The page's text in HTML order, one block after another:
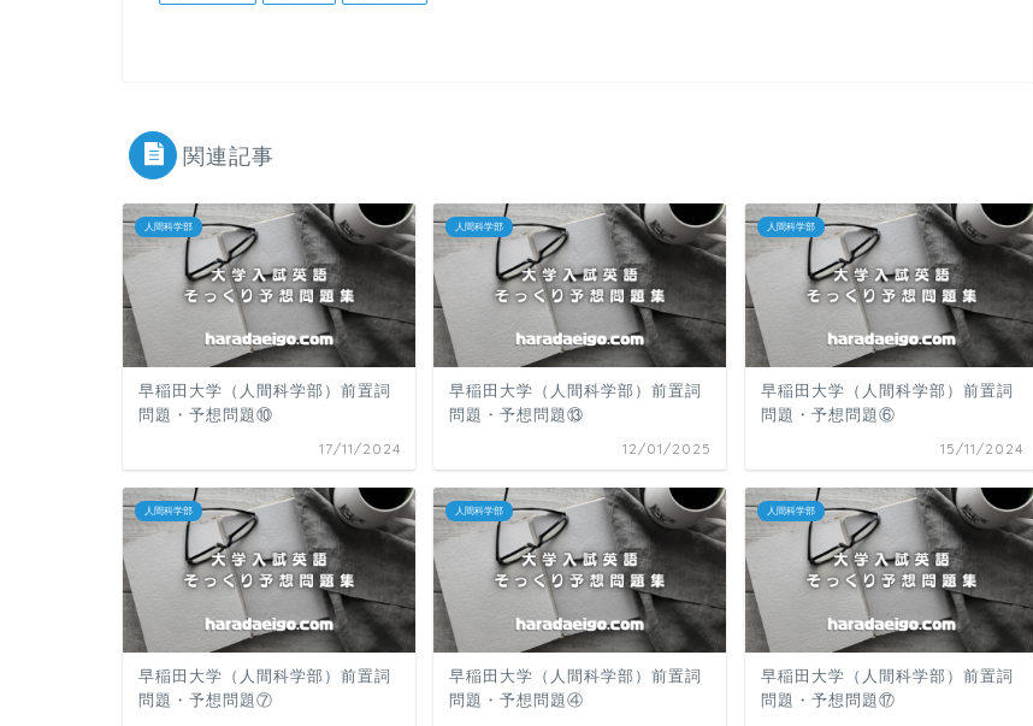
関連記事
人間科学部
早稲田大学（人間科学部）前置詞
問題・予想問題⑩
17/11/2024
人間科学部
早稲田大学（人間科学部）前置詞
問題・予想問題⑬
12/01/2025
人間科学部
早稲田大学（人間科学部）前置詞
問題・予想問題⑥
15/11/2024
人間科学部
早稲田大学（人間科学部）前置詞
問題・予想問題⑦
人間科学部
早稲田大学（人間科学部）前置詞
問題・予想問題④
人間科学部
早稲田大学（人間科学部）前置詞
問題・予想問題⑰